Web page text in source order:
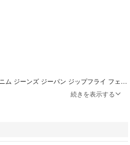
ム ジーンズ ジーパン ジップフライ フェー
続きを表示する